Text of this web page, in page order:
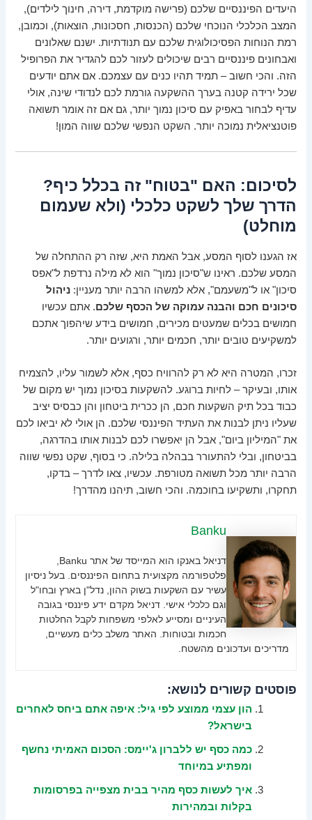
היעדים הפיננסיים שלכם (פרישה מוקדמת, דירה, חינוך לילדים),
המצב הכלכלי הנוכחי שלכם (הכנסות, חסכונות, הוצאות), וכמובן,
רמת הנוחות הפסיכולוגית שלכם עם תנודתיות. ישנם שאלונים
ואבחונים פיננסיים רבים שיכולים לעזור לכם להגדיר את הפרופיל
הזה. והכי חשוב – תמיד תהיו כנים עם עצמכם. אם אתם יודעים
שכל ירידה קטנה בערך ההשקעה גורמת לכם לנדודי שינה, אולי
עדיף לבחור באפיק עם סיכון נמוך יותר, גם אם זה אומר תשואה
פוטנציאלית נמוכה יותר. השקט הנפשי שלכם שווה המון!
לסיכום: האם "בטוח" זה בכלל כיף?
הדרך שלך לשקט כלכלי (ולא שעמום
מוחלט)
אז הגענו לסוף המסע, אבל האמת היא, שזה רק ההתחלה של
המסע שלכם. ראינו ש"סיכון נמוך" הוא לא מילה נרדפת ל"אפס
סיכון" או ל"משעמם", אלא למשהו הרבה יותר מעניין:ניהול
סיכונים חכם והבנה עמוקה של הכסף שלכם. אתם עכשיו
חמושים בכלים שמעטים מכירים, חמושים בידע שיהפוך אתכם
למשקיעים טובים יותר, חכמים יותר, ורגועים יותר.
זכרו, המטרה היא לא רק להרוויח כסף, אלא לשמור עליו, להצמיח
אותו, ובעיקר – לחיות ברוגע. להשקעות בסיכון נמוך יש מקום של
כבוד בכל תיק השקעות חכם, הן ככרית ביטחון והן כבסיס יציב
שעליו ניתן לבנות את העתיד הפיננסי שלכם. הן אולי לא יביאו לכם
את "המיליון ביום", אבל הן יאפשרו לכם לבנות אותו בהדרגה,
בביטחון, ובלי להתעורר בבהלה בלילה. כי בסוף, שקט נפשי שווה
הרבה יותר מכל תשואה מטורפת. עכשיו, צאו לדרך – בדקו,
תחקרו, ותשקיעו בחוכמה. והכי חשוב, תיהנו מהדרך!
Banku
דניאל באנקו הוא המייסד של אתר Banku,
פלטפורמה מקצועית בתחום הפיננסים. בעל ניסיון
עשיר עם השקעות בשוק ההון, נדל"ן בארץ ובחו"ל
וגם כלכלי אישי. דניאל מקדם ידע פיננסי בגובה
העיניים ומסייע לאלפי משפחות לקבל החלטות
חכמות ובטוחות. האתר משלב כלים מעשיים,
מדריכים ועדכונים מהשטח.
פוסטים קשורים לנושא:
הון עצמי ממוצע לפי גיל: איפה אתם ביחס לאחרים
בישראל?
כמה כסף יש ללברון ג'יימס: הסכום האמיתי נחשף
ומפתיע במיוחד
איך לעשות כסף מהיר בבית מצפייה בפרסומות
בקלות ובמהירות